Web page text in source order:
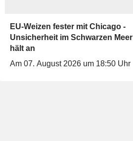
EU-Weizen fester mit Chicago -
Unsicherheit im Schwarzen Meer
hält an
Am 07. August 2026 um 18:50 Uhr